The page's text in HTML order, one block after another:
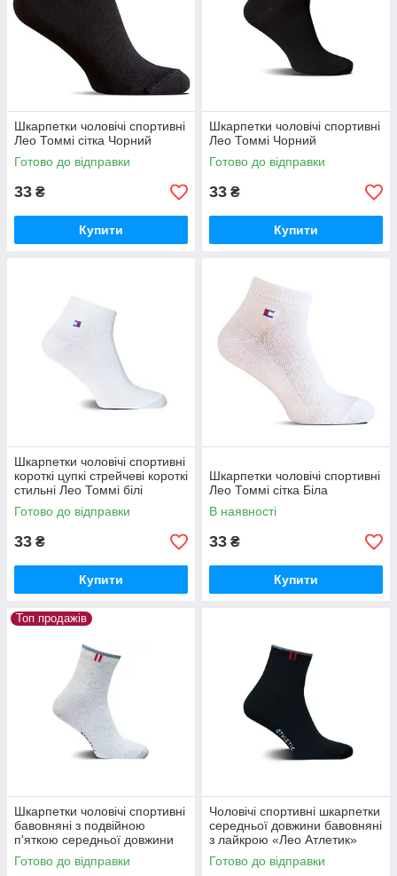
Хороші умови дропшипперам та
оптовикам.
Зручні способи доставки — відправляємо
навіть «Укрпоштою».
Вигоди для
роздробу
Стабільна наявність довгих і коротких
чоловічих шкарпеток на складі.
Відправка різних найменувань на суму від
Ціни роздробу шкарпеток для чоловіків від
виробника на 40% нижче ціни в
супермаркетах.
Вибір зручного способу оплати і доставки.
Шкарпетки чоловічі спортивні
Лео Томмі сітка Чорний
Готово до відправки
33 ₴
Купити
Шкарпетки чоловічі спортивні
Лео Томмі Чорний
Готово до відправки
33 ₴
Купити
Шкарпетки чоловічі спортивні
короткі цупкі стрейчеві короткі
стильні Лео Томмі білі
Готово до відправки
33 ₴
Купити
Шкарпетки чоловічі спортивні
Лео Томмі сітка Біла
В наявності
33 ₴
Купити
Топ продажів
Шкарпетки чоловічі спортивні
бавовняні з подвійною
п'яткою середньої довжини
Лео Лайкра Атлетик сірого
кольору
Готово до відправки
Чоловічі спортивні шкарпетки
середньої довжини бавовняні
з лайкрою «Лео Атлетик»
(чорні)
Готово до відправки